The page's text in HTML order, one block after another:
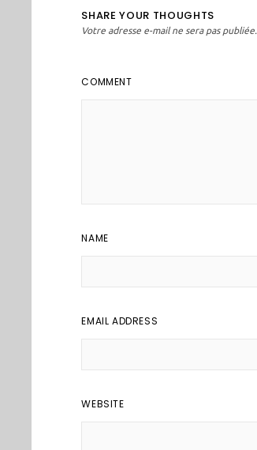
SHARE YOUR THOUGHTS
Votre adresse e-mail ne sera pas publiée.
COMMENT
NAME
EMAIL ADDRESS
WEBSITE